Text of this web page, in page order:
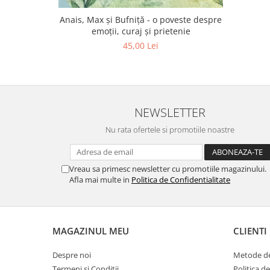
Anais, Max și Bufniță - o poveste despre
emoții, curaj și prietenie
45,00 Lei
NEWSLETTER
Nu rata ofertele si promotiile noastre
Vreau sa primesc newsletter cu promotiile magazinului.
Afla mai multe in Politica de Confidentialitate
MAGAZINUL MEU
Despre noi
CLIENTI
Metode